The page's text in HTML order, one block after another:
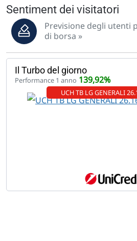
Sentiment dei visitatori
Previsione degli utenti
di borsa »
Il Turbo del giorno
Performance 1 anno 139,92%
UCH TB LG GENERALI